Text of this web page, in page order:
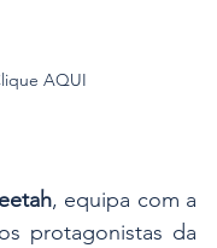
AQUI
, equipa com a
protagonistas da